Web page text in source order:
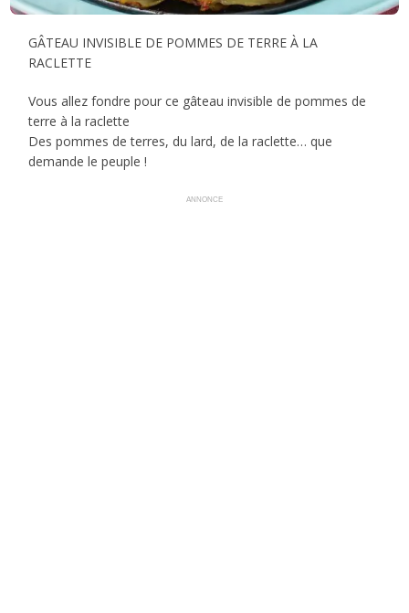
GÂTEAU INVISIBLE DE POMMES DE TERRE À LA
RACLETTE
Vous allez fondre pour ce gâteau invisible de pommes de
terre à la raclette
Des pommes de terres, du lard, de la raclette… que
demande le peuple !
ANNONCE